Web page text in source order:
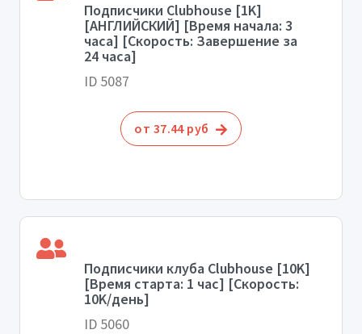
Подписчики Clubhouse [1K]
[АНГЛИЙСКИЙ] [Время начала: 3
часа] [Скорость: Завершение за
24 часа]
ID 5087
от 37.44 руб
Подписчики клуба Clubhouse [10K]
[Время старта: 1 час] [Скорость:
10K/день]
ID 5060